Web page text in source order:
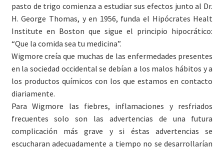
pasto de trigo comienza a estudiar sus efectos junto al Dr.
H. George Thomas, y en 1956, funda el Hipócrates Healt
Institute en Boston que sigue el principio hipocrático:
“Que la comida sea tu medicina”.
Wigmore creía que muchas de las enfermedades presentes
en la sociedad occidental se debían a los malos hábitos y a
los productos químicos con los que estamos en contacto
diariamente.
Para Wigmore las fiebres, inflamaciones y resfriados
frecuentes solo son las advertencias de una futura
complicación más grave y si éstas advertencias se
escucharan adecuadamente a tiempo no se desarrollarían